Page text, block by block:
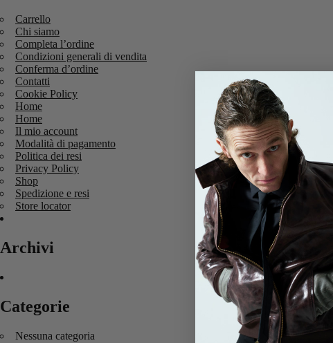
Carrello
Chi siamo
Completa l’ordine
Condizioni generali di vendita
Conferma d’ordine
Contatti
Cookie Policy
Home
Home
Il mio account
Modalità di pagamento
Politica dei resi
Privacy Policy
Shop
Spedizione e resi
Store locator
Archivi
Categorie
Nessuna categoria